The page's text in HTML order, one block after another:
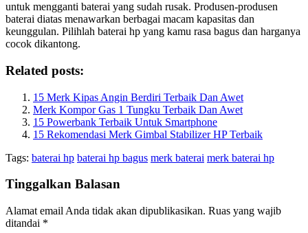
untuk mengganti baterai yang sudah rusak. Produsen-produsen
baterai diatas menawarkan berbagai macam kapasitas dan
keunggulan. Pilihlah baterai hp yang kamu rasa bagus dan harganya
cocok dikantong.
Related posts:
15 Merk Kipas Angin Berdiri Terbaik Dan Awet
Merk Kompor Gas 1 Tungku Terbaik Dan Awet
15 Powerbank Terbaik Untuk Smartphone
15 Rekomendasi Merk Gimbal Stabilizer HP Terbaik
Tags: baterai hp baterai hp bagus merk baterai merk baterai hp
Tinggalkan Balasan
Alamat email Anda tidak akan dipublikasikan. Ruas yang wajib
ditandai *